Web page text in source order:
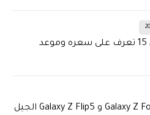
تسريبات ايفون 15 تعرف على سعره وموعد
سامسونج Galaxy Z Fold5 و Galaxy Z Flip5 الجيل